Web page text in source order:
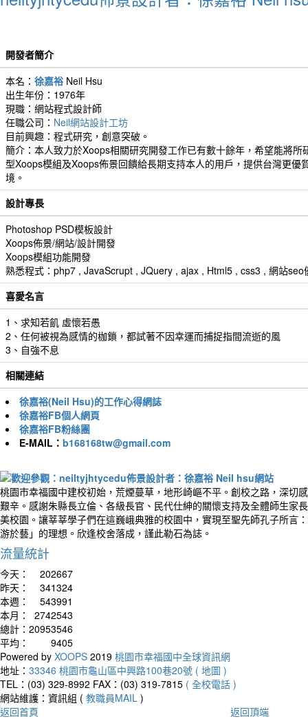
開發者簡介
本名： 徐嘉裕 Neil Hsu
出生年份：1976年
現職：網站程式設計師
任職公司： Neil網站設計工坊
目前興趣：程式研究，創意突破。
簡介：本人致力於Xoops相關研究開發工作已有數十餘年，希望能將所
型Xoops模組及Xoops佈景回饋給長期支持本人的用戶，提供台灣更優
境。
設計專長
Photoshop PSD模板設計
Xoops佈景/網站/設計開發
Xoops模組功能開發
熟悉程式：php7 , JavaScrupt , JQuery , ajax , Html5 , css3 , 網站seo
喜愛名言
1、求知若飢 虛懷若愚
2、任何被視為感情的枷鎖，都試著不因幸運而捕捉指間流逝的風
3、自強不息
相關連結
徐嘉裕(Neil Hsu)的工作心得網誌
徐嘉裕FB個人網頁
徐嘉裕FB粉絲團
E-MAIL： b168168tw@gmail.com
桃園市幸福國中建校初始，荒煙蔓草，地形崎嶇不平。創校之路，深切
艱辛。感謝朱縣長立倫、各級長官、民代仕紳的關懷支持及全體師生家
美校園。讓莘莘學子們在這巍峨典雅的校園中，實現至聖先師孔子所言
游於藝」的理想。欣逢校舍落成，謹此勒石為誌。
流量統計
今天：
202667
昨天：
341324
本週：
543991
本月：
2742543
總計： 20953546
平均：
9405
Powered by XOOPS 2019 桃園市幸福國中全球資訊網
地址： 33346 桃園市龜山區中興路100巷20號 ( 地圖 )
TEL：(03) 329-8992 FAX：(03) 319-7815 ( 全校電話 )
網站維護：資訊組 ( 教職員MAIL )
返回首頁
返回頂端